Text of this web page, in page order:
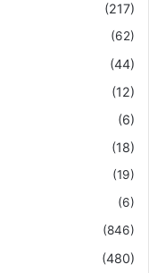
(217)
(62)
(44)
(12)
(6)
(18)
(19)
(6)
(846)
(480)